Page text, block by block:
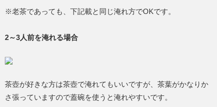
※老茶であっても、下記載と同じ淹れ方でOKです。
2～3人前を淹れる場合
茶壺が好きな方は茶壺で淹れてもいいですが、茶葉がかなりか
さ張っていますので蓋碗を使うと淹れやすいです。